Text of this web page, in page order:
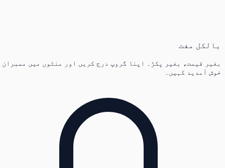
بالکل مفت
بغیر قیمت، بغیر پکڑ۔ اپنا گروپ درج کریں اور منٹوں میں ممبران
خوش آمدید کہیں۔